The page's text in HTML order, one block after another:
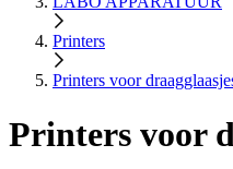
Printers
Printers voor
Printers voor